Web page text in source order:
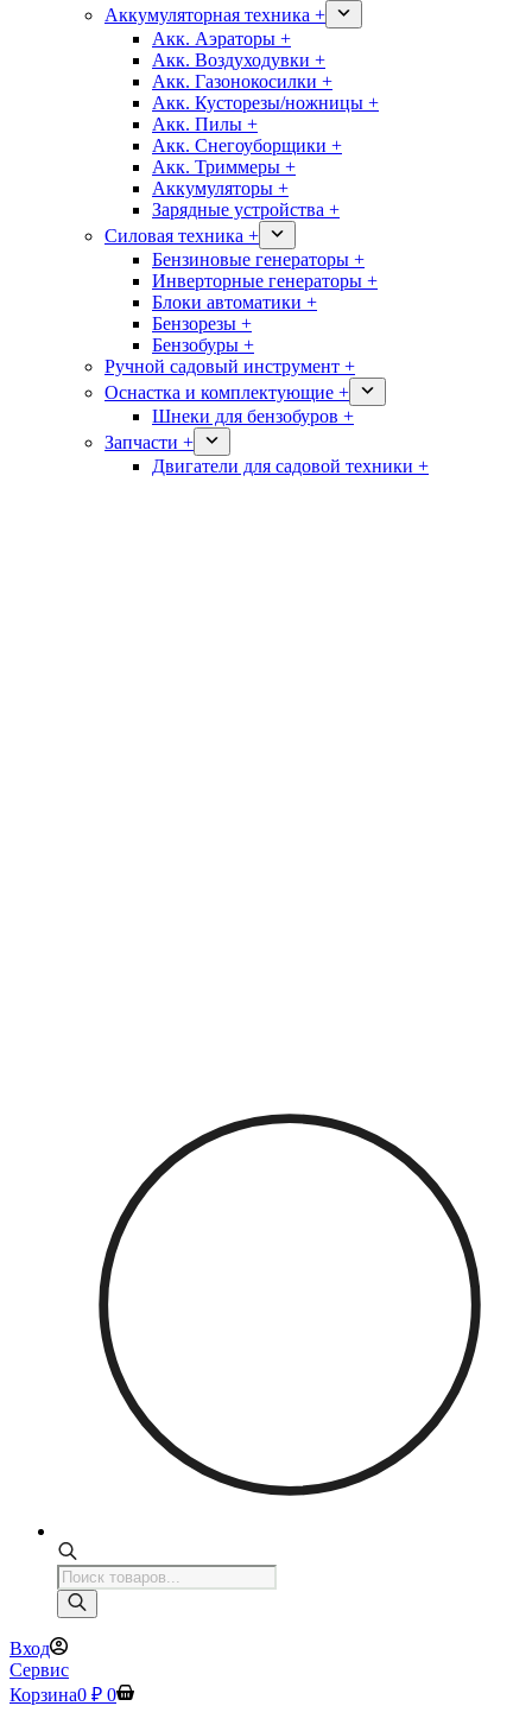
Аккумуляторная техника +
Акк. Аэраторы +
Акк. Воздуходувки +
Акк. Газонокосилки +
Акк. Кусторезы/ножницы +
Акк. Пилы +
Акк. Снегоуборщики +
Акк. Триммеры +
Аккумуляторы +
Зарядные устройства +
Силовая техника +
Бензиновые генераторы +
Инверторные генераторы +
Блоки автоматики +
Бензорезы +
Бензобуры +
Ручной садовый инструмент +
Оснастка и комплектующие +
Шнеки для бензобуров +
Запчасти +
Двигатели для садовой техники +
Поиск
товаров
Вход
Сервис
Корзина0 ₽ 0